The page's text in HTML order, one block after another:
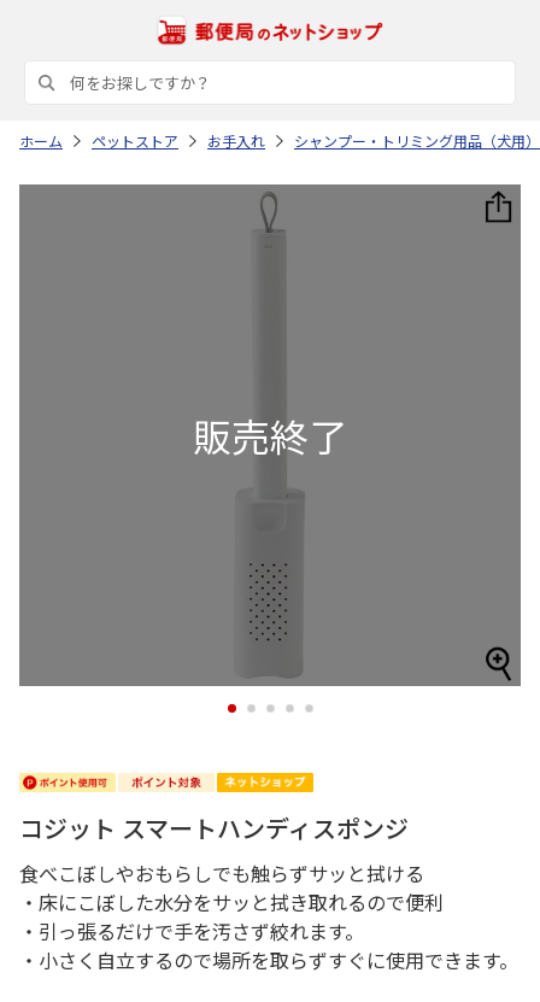
ホーム ペットストア お手入れ シャンプー・トリミング用品（犬用）
1 2 3 4 5
コジット スマートハンディスポンジ
食べこぼしやおもらしでも触らずサッと拭ける
・床にこぼした水分をサッと拭き取れるので便利
・引っ張るだけで手を汚さず絞れます。
・小さく自立するので場所を取らずすぐに使用できます。